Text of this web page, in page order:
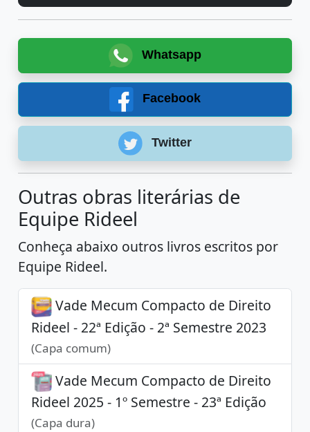
Whatsapp
Facebook
Twitter
Outras obras literárias de
Equipe Rideel
Conheça abaixo outros livros escritos por
Equipe Rideel.
Vade Mecum Compacto de Direito
Rideel - 22ª Edição - 2ª Semestre 2023
(Capa comum)
Vade Mecum Compacto de Direito
Rideel 2025 - 1º Semestre - 23ª Edição
(Capa dura)